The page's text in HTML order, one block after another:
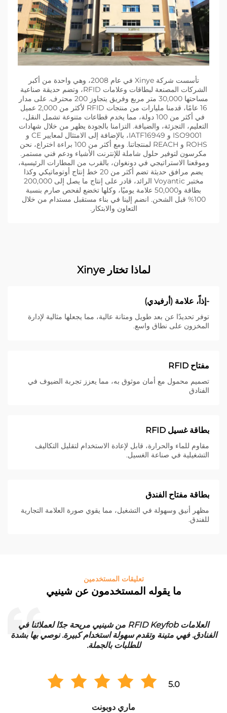
تأسست شركة Xinye في عام 2008، وهي واحدة من أكبر
الشركات المصنعة لبطاقات وعلامات RFID، وتضم حديقة صناعية
مساحتها 30,000 متر مربع وفريق يتجاوز 200 محترف. على مدار
16 عامًا، قدمنا مليارات من منتجات RFID لأكثر من 2,000 عميل
في أكثر من 100 دولة، مما يخدم قطاعات متنوعة تشمل النقل،
التعليم، التجزئة، والضيافة. التزامنا بالجودة يظهر من خلال شهادات
ISO9001 و IATF16949، بالإضافة إلى الامتثال لمعايير CE و
ROHS و REACH لمنتجاتنا. ومع أكثر من 100 براءة اختراع، نحن
مكرسون لتوفير حلول شاملة للإنترنت الأشياء ودعم فني مستمر.
وموقعنا الاستراتيجي في دونغوان، بالقرب من المطارات الرئيسية،
يضم مرافق حديثة تضم أكثر من 20 خط إنتاج أوتوماتيكي وكذا
مختبر Voyantic الرائد، قادر على إنتاج ما يصل إلى 200,000
بطاقة و50,000 علامة يوميًا، وكلها تخضع لفحص صارم بنسبة
100% قبل الشحن. انضم إلينا في بناء مستقبل مستدام من خلال
التعاون والابتكار.
لماذا تختار Xinye
-إذاً، علامة (أرفيدي)
توفر تحديدًا عن بعد طويل ومتانة عالية، مما يجعلها مثالية لإدارة
المخزون على نطاق واسع.
مفتاح RFID
تصميم محمول مع أمان موثوق به، مما يعزز تجربة الضيوف في
الفنادق
بطاقة غسيل RFID
مقاوم للماء والحرارة، قابل لإعادة الاستخدام لتقليل التكاليف
التشغيلية في صناعة الغسيل.
بطاقة مفتاح الفندق
مظهر أنيق وسهولة في التشغيل، مما يقوي صورة العلامة التجارية
للفندق.
تعليقات المستخدمين
ما يقوله المستخدمون عن شينيي
العلامات RFID Keyfob من شينيي مريحة جدًا لعملائنا في
الفنادق. فهي متينة وتقدم سهولة استخدام كبيرة. نوصي بها بشدة
للطلبات بالجملة.
5.0
ماري دوبونت